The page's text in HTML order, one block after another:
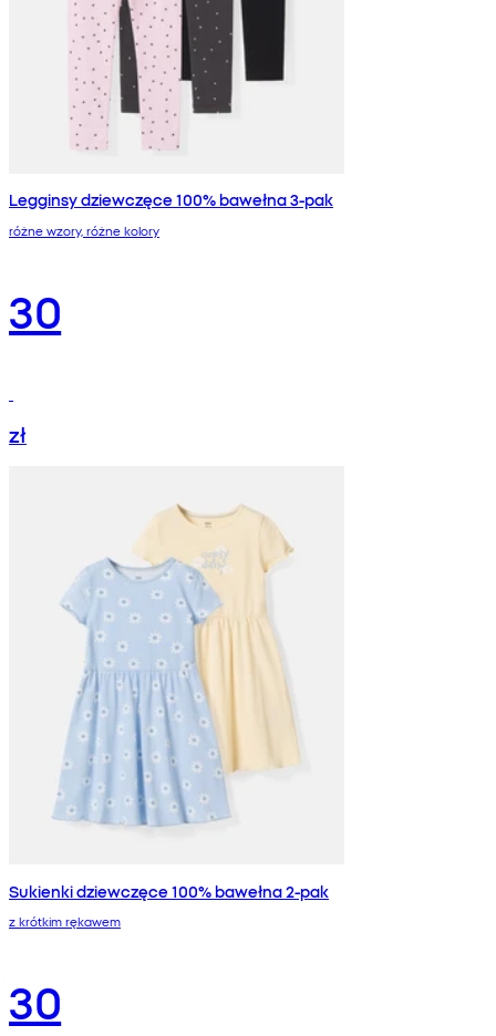
Legginsy dziewczęce 100% bawełna 3-pak
różne wzory, różne kolory
30
zł
Sukienki dziewczęce 100% bawełna 2-pak
z krótkim rękawem
30